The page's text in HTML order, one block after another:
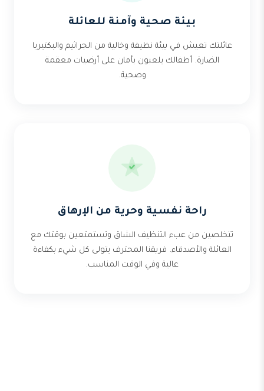
بيئة صحية وآمنة للعائلة
عائلتك تعيش في بيئة نظيفة وخالية من الجراثيم والبكتيريا
الضارة. أطفالك يلعبون بأمان على أرضيات معقمة
وصحية.
راحة نفسية وحرية من الإرهاق
تتخلصين من عبء التنظيف الشاق وتستمتعين بوقتك مع
العائلة والأصدقاء. فريقنا المحترف يتولى كل شيء بكفاءة
عالية وفي الوقت المناسب.